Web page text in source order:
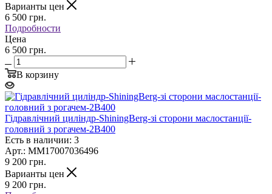
Варианты цен
6 500 грн.
Подробности
Цена
6 500 грн.
В корзину
Гідравлічний циліндр-ShiningBerg-зі сторони маслостанції-
головний з рогачем-2В400
Есть в наличии: 3
Арт.: MM17007036496
9 200 грн.
Варианты цен
9 200 грн.